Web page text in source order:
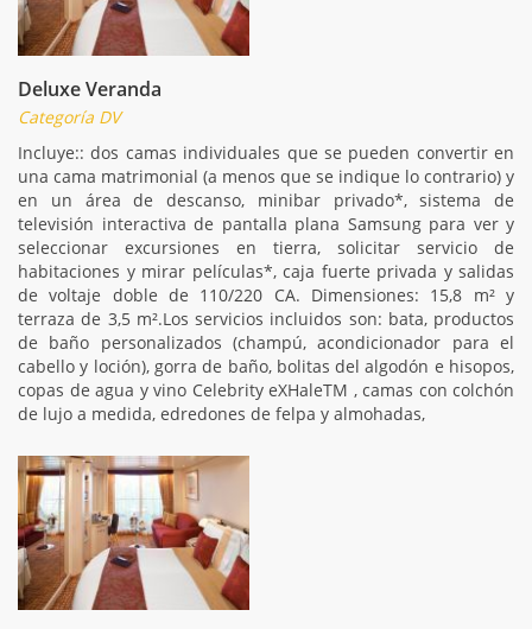
Deluxe Veranda
Categoría DV
Incluye:: dos camas individuales que se pueden convertir en
una cama matrimonial (a menos que se indique lo contrario) y
en un área de descanso, minibar privado*, sistema de
televisión interactiva de pantalla plana Samsung para ver y
seleccionar excursiones en tierra, solicitar servicio de
habitaciones y mirar películas*, caja fuerte privada y salidas
de voltaje doble de 110/220 CA. Dimensiones: 15,8 m² y
terraza de 3,5 m².Los servicios incluidos son: bata, productos
de baño personalizados (champú, acondicionador para el
cabello y loción), gorra de baño, bolitas del algodón e hisopos,
copas de agua y vino Celebrity eXHaleTM , camas con colchón
de lujo a medida, edredones de felpa y almohadas,